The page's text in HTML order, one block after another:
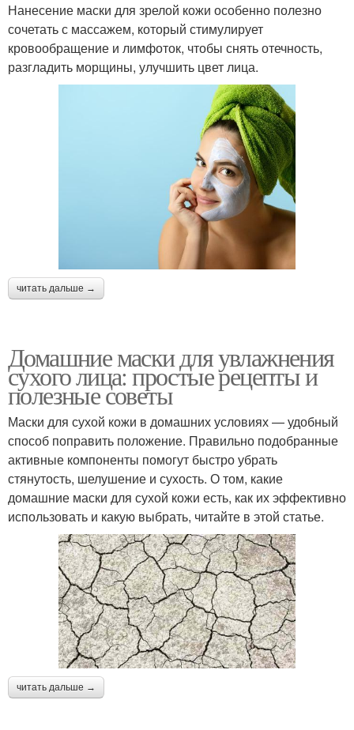
Нанесение маски для зрелой кожи особенно полезно
сочетать с массажем, который стимулирует
кровообращение и лимфоток, чтобы снять отечность,
разгладить морщины, улучшить цвет лица.
читать дальше →
Домашние маски для увлажнения
сухого лица: простые рецепты и
полезные советы
Маски для сухой кожи в домашних условиях — удобный
способ поправить положение. Правильно подобранные
активные компоненты помогут быстро убрать
стянутость, шелушение и сухость. О том, какие
домашние маски для сухой кожи есть, как их эффективно
использовать и какую выбрать, читайте в этой статье.
читать дальше →